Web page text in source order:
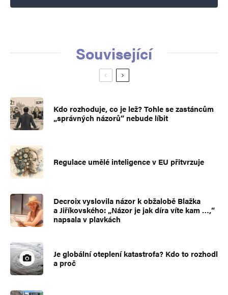
Související
Kdo rozhoduje, co je lež? Tohle se zastáncům
„správných názorů“ nebude líbit
Regulace umělé inteligence v EU přitvrzuje
Decroix vyslovila názor k obžalobě Blažka
a Jiříkovského: „Názor je jak díra víte kam …,“
napsala v plavkách
Je globální oteplení katastrofa? Kdo to rozhodl
a proč